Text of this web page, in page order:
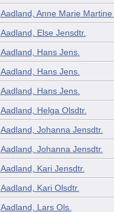
Aadland, Anne Marie Martine
Aadland, Else Jensdtr.
Aadland, Hans Jens.
Aadland, Hans Jens.
Aadland, Hans Jens.
Aadland, Helga Olsdtr.
Aadland, Johanna Jensdtr.
Aadland, Johanna Jensdtr.
Aadland, Kari Jensdtr.
Aadland, Kari Olsdtr.
Aadland, Lars Ols.